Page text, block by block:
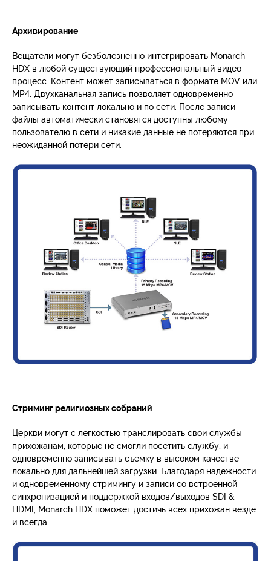
Архивирование
Вещатели могут безболезненно интегрировать Monarch
HDX в любой существующий профессиональный видео
процесс. Контент может записываться в формате MOV или
MP4. Двухканальная запись позволяет одновременно
записывать контент локально и по сети. После записи
файлы автоматически становятся доступны любому
пользователю в сети и никакие данные не потеряются при
неожиданной потери сети.
Стриминг религиозных собраний
Церкви могут с легкостью транслировать свои службы
прихожанам, которые не смогли посетить службу, и
одновременно записывать съемку в высоком качестве
локально для дальнейшей загрузки. Благодаря надежности
и одновременному стримингу и записи со встроенной
синхронизацией и поддержкой входов/выходов SDI &
HDMI, Monarch HDX поможет достичь всех прихожан везде
и всегда.